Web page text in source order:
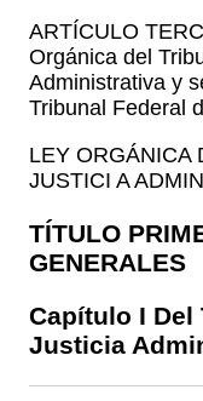
ARTÍCULO
Orgánica del
Administrativa y
Tribunal Federal
LEY ORGÁNICA
JUSTICI A
TÍTULO
GENERALES
Capítulo I Del
Justicia